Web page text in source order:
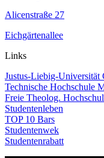
Alicenstraße 27
Eichgärtenallee
Links
Justus-Liebig-Universität
Technische Hochschule
Freie Theolog.
Studentenleben
TOP 10 Bars
Studentenwek
Studentenrabatt